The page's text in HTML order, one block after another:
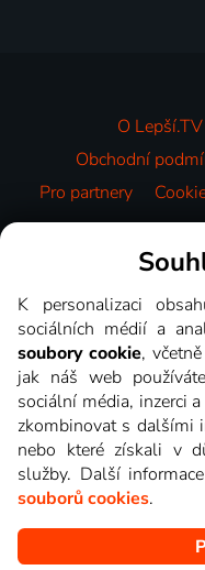
O Lepší.TV
Obchodní
Pro partnery
Copyright © goNET
K personalizaci
sociálních médií a
soubory cookie,
jak náš web
sociální média, inzerci
zkombinovat s dalšími
nebo které získali v
služby. Další
souborů cookies.